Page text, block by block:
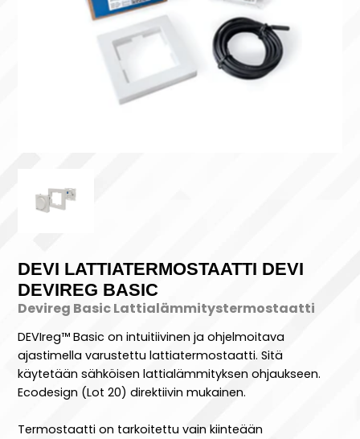
DEVI LATTIATERMOSTAATTI DEVI
DEVIREG BASIC
Devireg Basic Lattialämmitystermostaatti
DEVIreg™ Basic on intuitiivinen ja ohjelmoitava
ajastimella varustettu lattiatermostaatti. Sitä
käytetään sähköisen lattialämmityksen ohjaukseen.
Ecodesign (Lot 20) direktiivin mukainen.
Termostaatti on tarkoitettu vain kiinteään